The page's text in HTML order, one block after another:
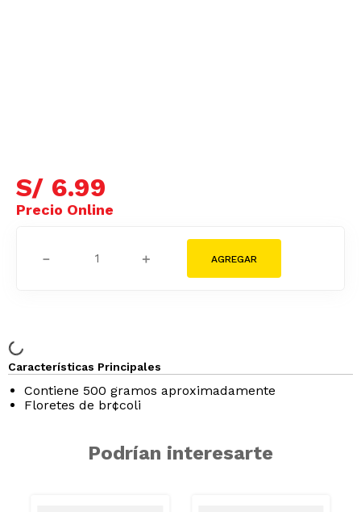
S/ 6.99
＋
－
Características Principales
Contiene 500 gramos aproximadamente
Floretes de br¢coli
Podrían interesarte